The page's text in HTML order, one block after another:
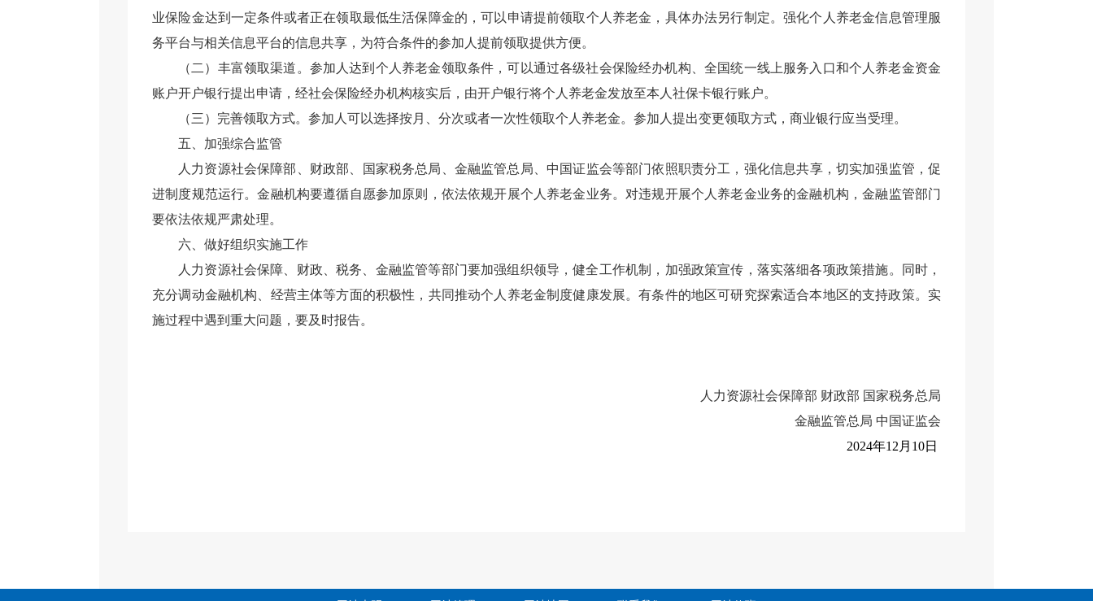
业保险金达到一定条件或者正在领取最低生活保障金的，可以申请提前领取个人养老金，具体办法另行制定。强化个人养老金信息管理服
务平台与相关信息平台的信息共享，为符合条件的参加人 提前领取提供方便。
（二）丰富领取渠道。参加人达到个人养老金领取条件，可以通过各级社会保险经办机构、全国统一线上服务入口和个人养老金资金
账户开户银行提出申请，经社会保险经办机构核实后，由开户银行将个人养老金发放至本人社保卡银行账户。
（三）完善领取方式。 参加人 可以选择按月、分次或者一次性领取个人养老金。参加人 提出变更领取方式 ，商业银行应当受理。
五
加强综合监管
人力资源社会保障部 、财政部 国家税务总局 、金融监管总局、中国证监会等部门依照职责分工， 强化信息共享， 切实加强监管 ，促
进制度规范运行。金融机构要遵循自愿参加原则，依法依规开展个人养老金业务。对违规开展个人养老金业务的金融机构 ，金融监管部门
要依法依规严肃处理。
六 、做好组织实施工作
人力资源社会保障、财政、税务、金融监管等部门要加强组织领导，健全工作机制， 加强政策宣传 ， 落实落细各项政策措施。同时，
充分调动金融机构、 经营主体等方面的积极性，共同推动个人养老金制度健康发展。有条件的地区可研究探索适合本地区的支持政策。 实
施过程中遇到重大问题，要及时报告。
人力资源社会保障部 财政部 国家税务总局
金融监管总局 中国证监会
2024年12月10日